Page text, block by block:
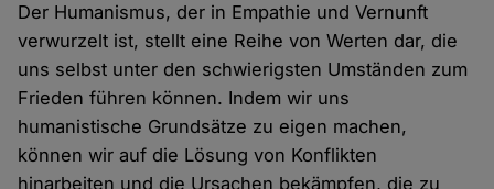
Der Humanismus, der in Empathie und Vernunft
verwurzelt ist, stellt eine Reihe von Werten dar, die
uns selbst unter den schwierigsten Umständen zum
Frieden führen können. Indem wir uns
humanistische Grundsätze zu eigen machen,
können wir auf die Lösung von Konflikten
hinarbeiten und die Ursachen bekämpfen, die zu